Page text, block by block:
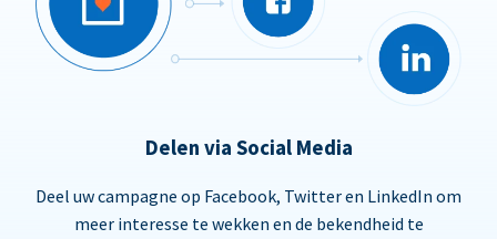
Delen via Social Media
Deel uw campagne op Facebook, Twitter en LinkedIn om
meer interesse te wekken en de bekendheid te